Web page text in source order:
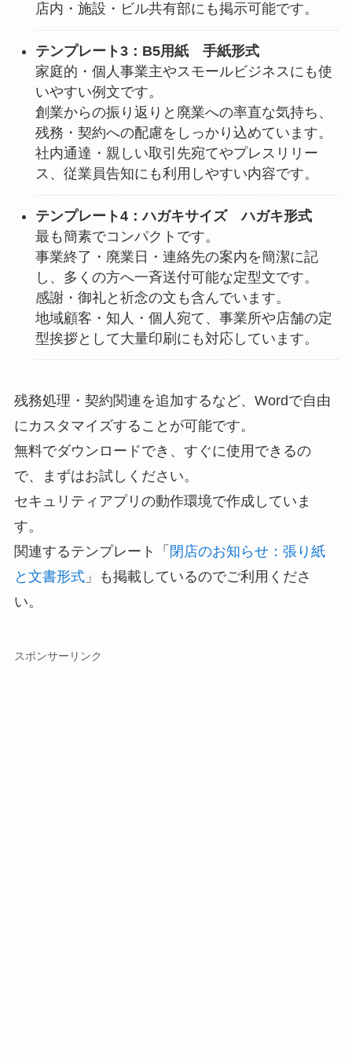
店内・施設・ビル共有部にも掲示可能です。
テンプレート3：B5用紙 手紙形式
家庭的・個人事業主やスモールビジネスにも使
いやすい例文です。
創業からの振り返りと廃業への率直な気持ち、
残務・契約への配慮をしっかり込めています。
社内通達・親しい取引先宛てやプレスリリー
ス、従業員告知にも利用しやすい内容です。
テンプレート4：ハガキサイズ ハガキ形式
最も簡素でコンパクトです。
事業終了・廃業日・連絡先の案内を簡潔に記
し、多くの方へ一斉送付可能な定型文です。
感謝・御礼と祈念の文も含んでいます。
地域顧客・知人・個人宛て、事業所や店舗の定
型挨拶として大量印刷にも対応しています。
残務処理・契約関連を追加するなど、Wordで自由
にカスタマイズすることが可能です。
無料でダウンロードでき、すぐに使用できるの
で、まずはお試しください。
セキュリティアプリの動作環境で作成していま
す。
関連するテンプレート「 閉店のお知らせ：張り紙
と文書形式」も掲載しているのでご利用くださ
い。
スポンサーリンク